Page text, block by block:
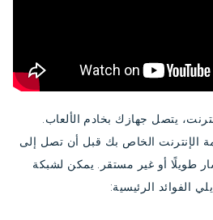
يتصل جهازك بخادم الألعاب.
الإنترنت الخاص بك قبل أن تصل إلى
طويلًا أو غير مستقر. يمكن لشبكة